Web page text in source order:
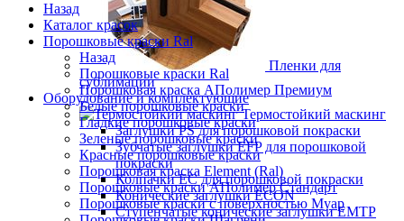
Пленки для
сублимации
Оборудование и комплектующие
Термостойкий маскинг
Заглушки PS для порошковой покраски
Зубчатые заглушки EFP для порошковой
покраски
Колпачки ЕС для порошковой покраски
Конические заглушки ECON
Ступенчатые конические заглушки EMTP
Назад
Каталог красок
Порошковые краски Ral
Назад
Порошковые краски Ral
Порошковая краска АПолимер Премиум
Белые порошковые краски
Гладкие порошковые краски
Зеленые порошковые краски
Красные порошковые краски
Порошковая краска Element (Ral)
Порошковые краски АПолимер Стандарт
Порошковые краски с поверхностью Муар